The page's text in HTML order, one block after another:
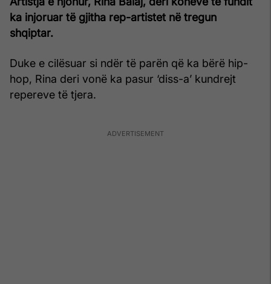
ka injoruar të gjitha rep-artistet në tregun
shqiptar.
Duke e cilësuar si ndër të parën që ka bërë hip-
hop, Rina deri vonë ka pasur ‘diss-a’ kundrejt
repereve të tjera.